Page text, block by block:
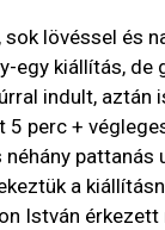
lövéssel és
egy kiállítás, de
indult,
5 perc +
pattanás
a
István érkezett